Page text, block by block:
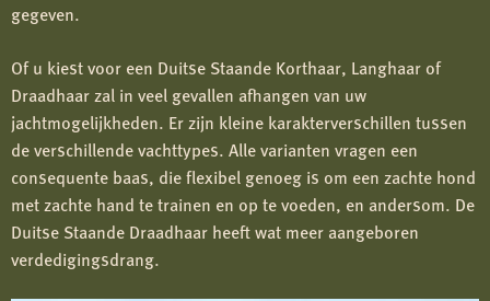
gegeven.
Of u kiest voor een Duitse Staande Korthaar, Langhaar of
Draadhaar zal in veel gevallen afhangen van uw
jachtmogelijkheden. Er zijn kleine karakterverschillen tussen
de verschillende vachttypes. Alle varianten vragen een
consequente baas, die flexibel genoeg is om een zachte hond
met zachte hand te trainen en op te voeden, en andersom. De
Duitse Staande Draadhaar heeft wat meer aangeboren
verdedigingsdrang.